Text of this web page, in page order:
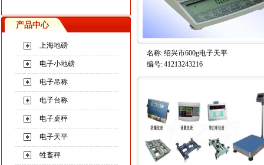
产品中心
上海地磅
电子小地磅
电子吊称
电子台称
电子桌秤
电子天平
牲畜秤
名称:绍兴市600g电子天平
编号:41213243216